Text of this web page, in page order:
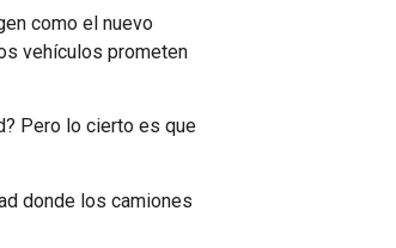
como el nuevo
vehículos prometen
Pero lo cierto es que
donde los camiones